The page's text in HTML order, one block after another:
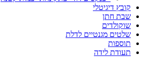
קובץ דיגיטלי
שבת חתן
שוקולדים
שלטים מגנטיים לדלת
תוספות
תעודת לידה